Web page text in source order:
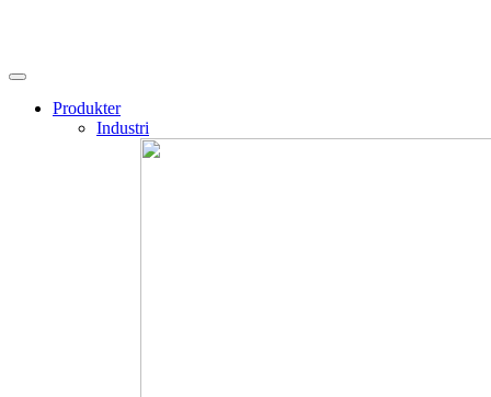
Produkter
Industri